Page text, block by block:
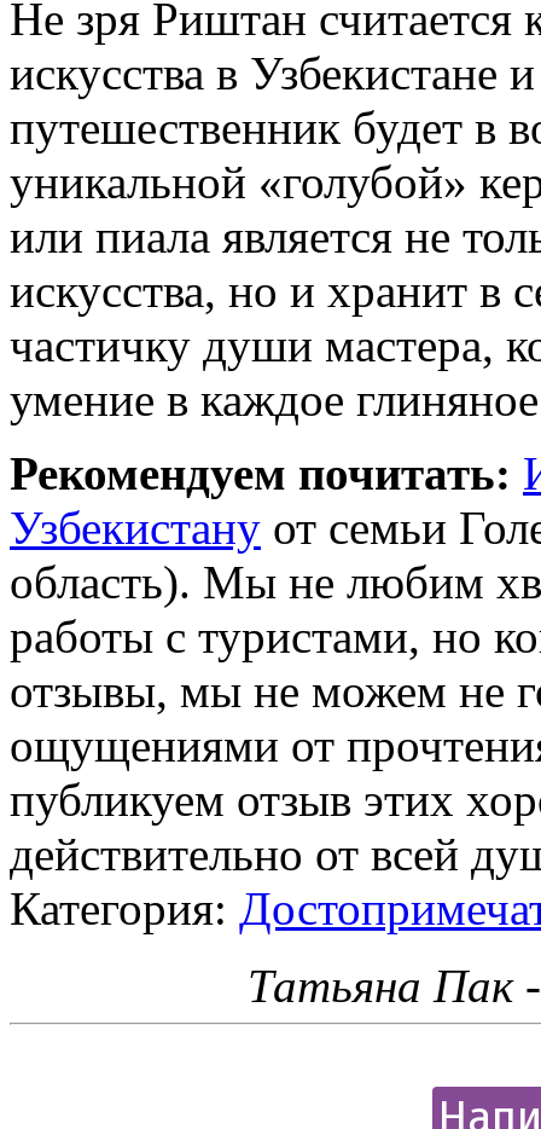
Не зря Риштан считается
искусства в Узбекистане
путешественник будет в
уникальной «голубой»
или пиала является не
искусства, но и хранит в
частичку души мастера,
умение в каждое
Рекомендуем почитать:
Узбекистану от семьи
область). Мы не любим
работы с туристами, но
отзывы, мы не можем не
ощущениями от
публикуем отзыв этих
действительно от всей
Категория:
Татьяна Пак